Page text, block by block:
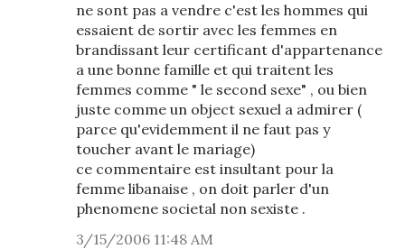
ne sont pas a vendre c'est les hommes qui
essaient de sortir avec les femmes en
brandissant leur certificant d'appartenance
a une bonne famille et qui traitent les
femmes comme " le second sexe" , ou bien
juste comme un object sexuel a admirer (
parce qu'evidemment il ne faut pas y
toucher avant le mariage)
ce commentaire est insultant pour la
femme libanaise , on doit parler d'un
phenomene societal non sexiste .
3/15/2006 11:48 AM